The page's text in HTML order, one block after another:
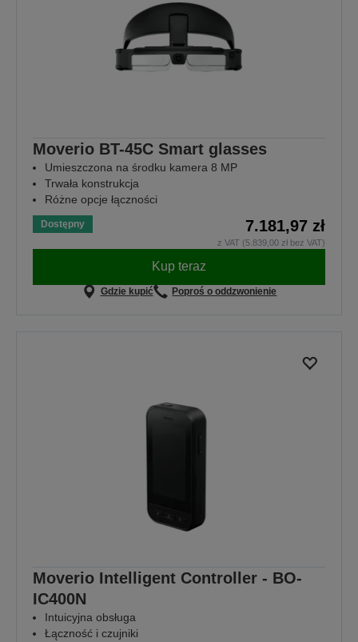
Moverio BT-45C Smart glasses
Umieszczona na środku kamera 8 MP
Trwała konstrukcja
Różne opcje łączności
Dostępny 7.181,97 zł
z VAT (5.839,00 zł bez VAT)
Kup teraz
Gdzie kupić Poproś o oddzwonienie
Moverio Intelligent Controller - BO-
IC400N
Intuicyjna obsługa
Łączność i czujniki